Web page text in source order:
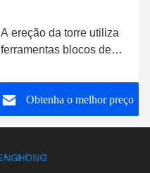
A ereção da torre utiliza
ferramentas blocos de
equipamento de
levantamento do encaixe
do gancho da polia
Obtenha o melhor preço